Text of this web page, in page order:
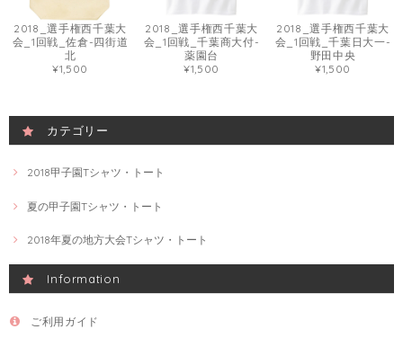
2018_選手権西千葉大
会_1回戦_佐倉-四街道
北
¥1,500
2018_選手権西千葉大
会_1回戦_千葉商大付-
薬園台
¥1,500
2018_選手権西千葉大
会_1回戦_千葉日大一-
野田中央
¥1,500
カテゴリー
2018甲子園Tシャツ・トート
夏の甲子園Tシャツ・トート
2018年夏の地方大会Tシャツ・トート
Information
ご利用ガイド